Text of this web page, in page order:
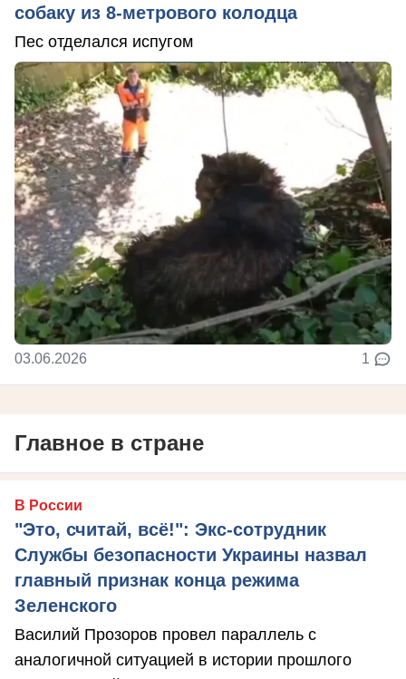
собаку из 8-метрового колодца
Пес отделался испугом
03.06.2026 1
Главное в стране
В России
"Это, считай, всё!": Экс-сотрудник
Службы безопасности Украины назвал
главный признак конца режима
Зеленского
Василий Прозоров провел параллель с
аналогичной ситуацией в истории прошлого